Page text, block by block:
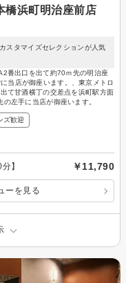
橋浜町明治座前店
スタマイズセレクションが人気
番出口を出て約70ｍ先の明治座
当店が御座います。、東京メトロ
て甘酒横丁の交差点を浜町駅方面
左手に当店が御座います。
ズ歓迎
】 ￥11,790
ーを見る